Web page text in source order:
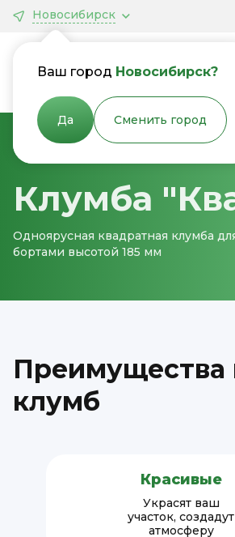
Новосибирск
Ваш город Новосибирск?
Да Сменить город
Грядки & Клумбы
Главная Клумбы
Клумба
Одноярусная квадратная клумба
бортами высотой 185 мм
Преимущества
клумб
Красивые
Украсят ваш
участок, создадут
атмосферу